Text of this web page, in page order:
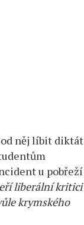
od něj líbit diktát
u pobřeží
liberální kritici
krymského